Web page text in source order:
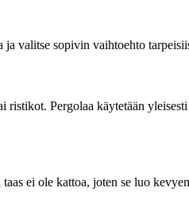
valitse sopivin vaihtoehto
Pergolaa käytetään
ei ole kattoa, joten se luo